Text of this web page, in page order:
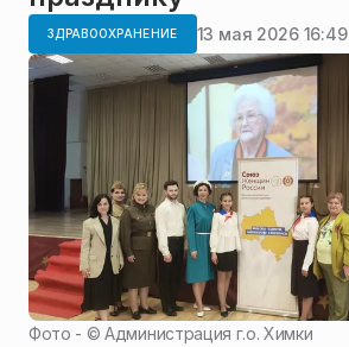
ЗДРАВООХРАНЕНИЕ 13 мая 2026 16:49
Фото - ©Администрация г.о. Химки